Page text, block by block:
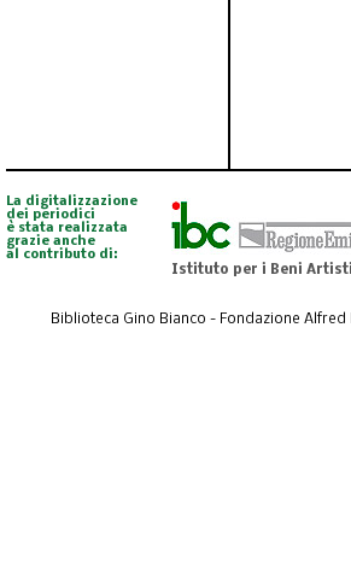
La digitalizzazione
dei periodici
è stata realizzata
grazie anche
al contributo di:
Istituto per i Beni
Biblioteca Gino Bianco - Fondazione Alfred